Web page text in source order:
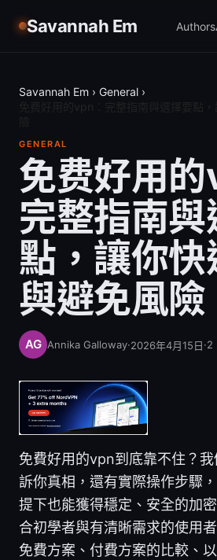
Savannah Em Authors
Savannah Em › General ›
GENERAL
免费好用的
完整指南與
點，讓你
與避免風險
Annika Galloway·2026年4月15日·2
免費好用的vpn到底靠不住？
訴你真相，還有實際操作步驟
提下也能獲得穩定、安全的加
合初學者與有清晰需求的使用
免費方案、付費方案的比較、